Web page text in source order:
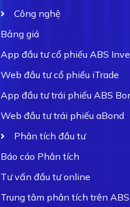
Công nghệ
Bảng giá
App đầu tư cổ phiếu ABS
Web đầu tư cổ phiếu iTrade
App đầu tư trái phiếu ABS
Web đầu tư trái phiếu aBond
Phân tích đầu tư
Báo cáo Phân tích
Tư vấn đầu tư online
Trung tâm phân tích trên